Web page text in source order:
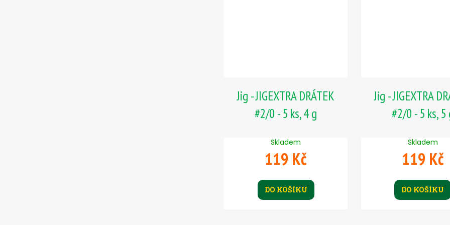
Jig - JIGEXTRA DRÁTEK
#2/0 - 5 ks, 4 g
Skladem
119 Kč
DO KOŠÍKU
Jig - JIGEXTRA
#2/0 - 5 ks, 5
Skladem
119 Kč
DO KOŠÍKU